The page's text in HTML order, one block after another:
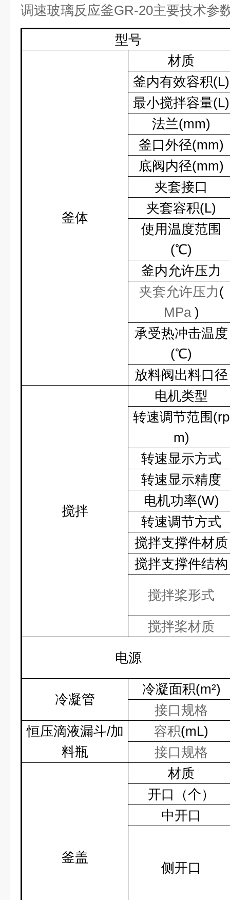
调速玻璃反应釜GR-20主要技术参
型号
釜体
材质
釜内有效容积(L)
最小搅拌容量(L)
法兰(mm)
釜口外径(mm)
底阀内径(mm)
夹套接口
夹套容积(L)
使用温度范围
(℃)
釜内允许压力
夹套允许压力(
MPa)
承受热冲击温度
(℃)
放料阀出料口径
搅拌
电机类型
转速调节范围(rp
m)
转速显示方式
转速显示精度
电机功率(W)
转速调节方式
搅拌支撑件材质
搅拌支撑件结构
搅拌桨形式
搅拌桨材质
电源
冷凝管
冷凝面积(m²)
接口规格
恒压滴液漏斗/加
料瓶
容积(mL)
接口规格
釜盖
材质
开口（个）
中开口
侧开口